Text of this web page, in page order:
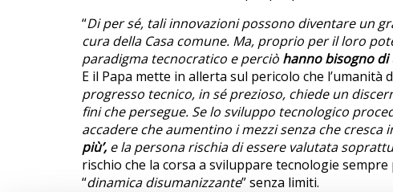
“Di per sé, tali innovazioni possono diventare un
cura della Casa comune. Ma, proprio per il loro
paradigma tecnocratico e perciò hanno bisogno
E il Papa mette in allerta sul pericolo che
progresso tecnico, in sé prezioso, chiede un
fini che persegue. Se lo sviluppo tecnologico
accadere che aumentino i mezzi senza che cresca
più’, e la persona rischia di essere valutata
rischio che la corsa a sviluppare tecnologie
“dinamica disumanizzante” senza limiti.